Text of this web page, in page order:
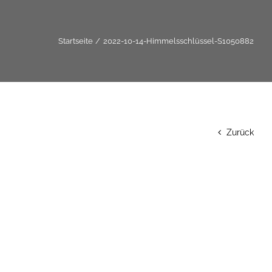
Startseite 2022-10-14-Himmelsschlüssel-S1050882
Zurück